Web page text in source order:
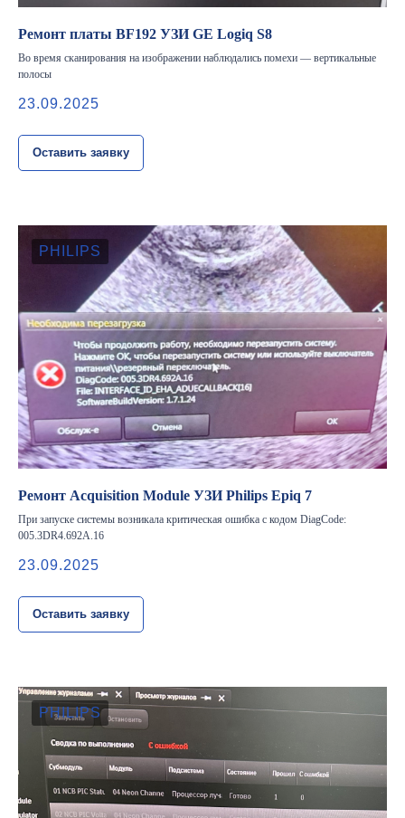
Ремонт платы BF192 УЗИ GE Logiq S8
Во время сканирования на изображении наблюдались помехи — вертикальные
полосы
23.09.2025
Оставить заявку
PHILIPS
Ремонт Acquisition Module УЗИ Philips Epiq 7
При запуске системы возникала критическая ошибка с кодом DiagCode:
005.3DR4.692A.16
23.09.2025
Оставить заявку
PHILIPS